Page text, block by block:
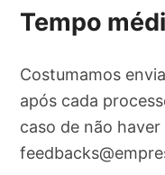
Tempo
Costumamos
após cada
caso de não